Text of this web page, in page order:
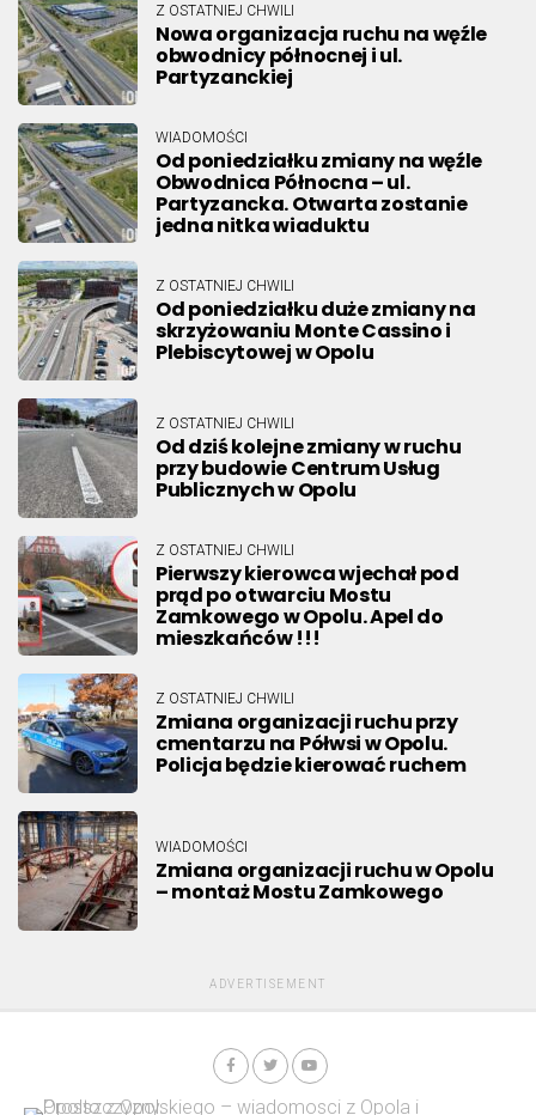
Z OSTATNIEJ CHWILI
Nowa organizacja ruchu na węźle
obwodnicy północnej i ul.
Partyzanckiej
WIADOMOŚCI
Od poniedziałku zmiany na węźle
Obwodnica Północna – ul.
Partyzancka. Otwarta zostanie
jedna nitka wiaduktu
Z OSTATNIEJ CHWILI
Od poniedziałku duże zmiany na
skrzyżowaniu Monte Cassino i
Plebiscytowej w Opolu
Z OSTATNIEJ CHWILI
Od dziś kolejne zmiany w ruchu
przy budowie Centrum Usług
Publicznych w Opolu
Z OSTATNIEJ CHWILI
Pierwszy kierowca wjechał pod
prąd po otwarciu Mostu
Zamkowego w Opolu. Apel do
mieszkańców !!!
Z OSTATNIEJ CHWILI
Zmiana organizacji ruchu przy
cmentarzu na Półwsi w Opolu.
Policja będzie kierować ruchem
WIADOMOŚCI
Zmiana organizacji ruchu w Opolu
– montaż Mostu Zamkowego
ADVERTISEMENT